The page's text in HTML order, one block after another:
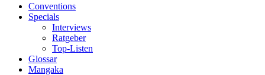
Conventions
Specials
Interviews
Ratgeber
Top-Listen
Glossar
Mangaka